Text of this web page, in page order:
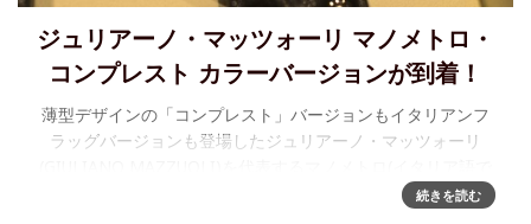
ジュリアーノ・マッツォーリ マノメトロ・
コンプレスト カラーバージョンが到着！
薄型デザインの「コンプレスト」バージョンもイタリアンフ
ラッグバージョンも登場したジュリアーノ・マッツォーリ
圧力計)コレクション。「今年を象徴する」デザインとなるは
続きを読む